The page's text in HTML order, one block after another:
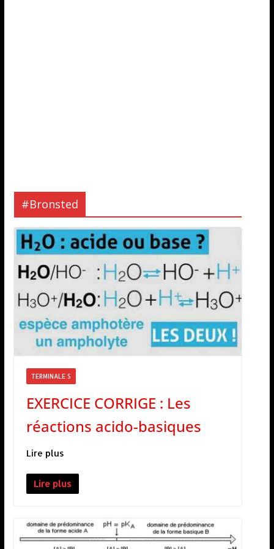
#Bronsted
TERMINALE S
EXERCICE CORRIGE : Les
réactions acido-basiques
Lire plus
Lire plus